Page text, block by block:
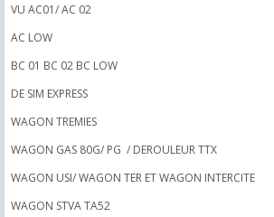
VU AC01/ AC 02
AC LOW
BC 01 BC 02 BC LOW
DE SIM EXPRESS
WAGON TREMIES
WAGON GAS 80G/ PG / DEROULEUR TTX
WAGON USI/ WAGON TER ET WAGON INTERCITE
WAGON STVA TA52